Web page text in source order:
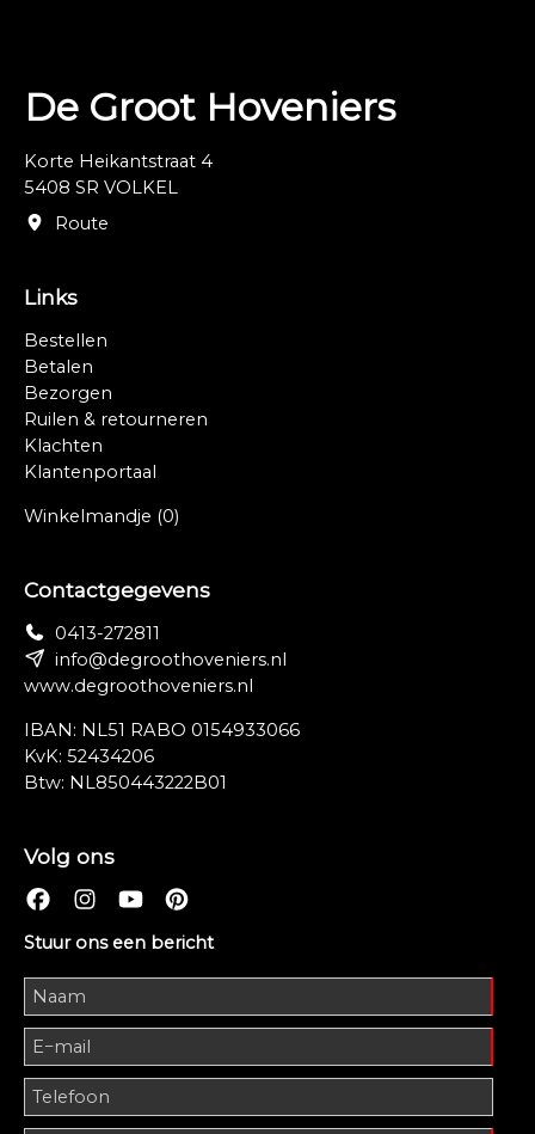
De Groot Hoveniers
Korte Heikantstraat 4
5408 SR VOLKEL
Route
Links
Bestellen
Betalen
Bezorgen
Ruilen & retourneren
Klachten
Klantenportaal
Winkelmandje (0)
Contactgegevens
0413-272811
info@degroothoveniers.nl
www.degroothoveniers.nl
IBAN: NL51 RABO 0154933066
KvK: 52434206
Btw: NL850443222B01
Volg ons
Stuur ons een bericht